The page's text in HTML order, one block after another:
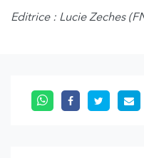
Editrice : Lucie Zeches